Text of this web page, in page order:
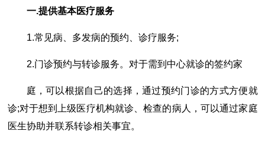
一.提供基本医疗服务
1.常见病、多发病的预约、诊疗服务;
2.门诊预约与转诊服务。对于需到中心就诊的签约家
庭，可以根据自己的选择，通过预约门诊的方式方便就
诊;对于想到上级医疗机构就诊、检查的病人，可以通过家庭
医生协助并联系转诊相关事宜。